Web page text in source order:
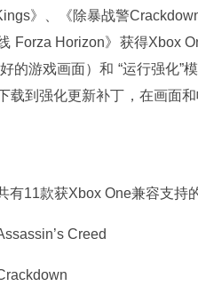
》、《除暴战警
Forza Horizon》获得Xbox
的游戏画面）和 “运行强化
载到强化更新补丁，在画面
有11款获Xbox One兼容支持
Creed